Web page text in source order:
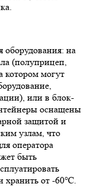
оборудования: на
(полуприцеп,
котором могут
или в блок-
оснащены
защитой и
узлам, что
оператора
быть
хранить от -60℃.